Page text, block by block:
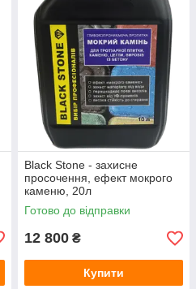
Black Stone - захисне
просочення, ефект мокрого
каменю, 20л
Готово до відправки
12 800 ₴
Купити